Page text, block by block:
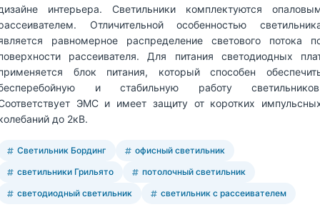
интерьера. Светильники комплектуются
Отличительной особенностью
равномерное распределение светового потока
рассеивателя. Для питания светодиодных
блок питания, который способен
и стабильную работу
ЭМС и имеет защиту от коротких
до 2кВ.
Светильник Бординг
офисный светильник
светильники Грильято
потолочный светильник
светодиодный светильник
светильник с рассеивателем